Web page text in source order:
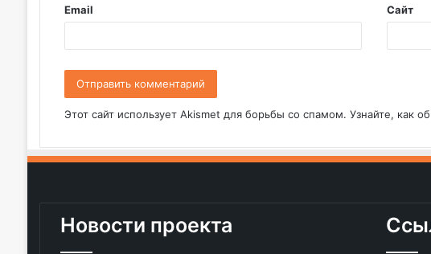
й
*
Email Сайт
Этот сайт использует Akismet для борьбы со спамом. Узнайте, как
Новости проекта